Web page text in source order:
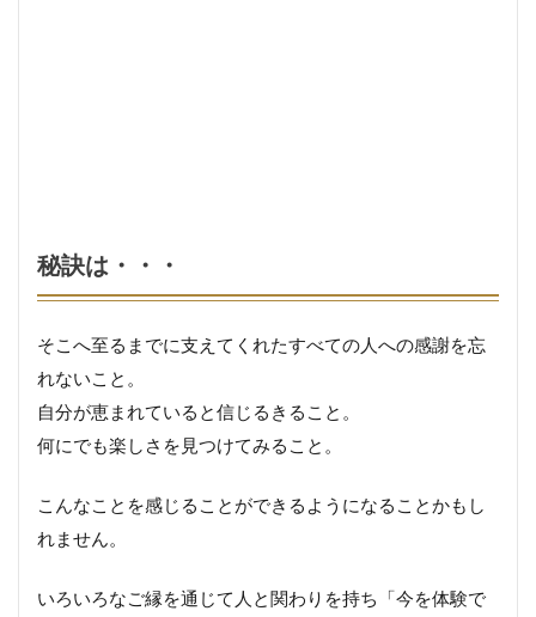
秘訣は・・・
そこへ至るまでに支えてくれたすべての人への感謝を忘
れないこと。
自分が恵まれていると信じるきること。
何にでも楽しさを見つけてみること。
こんなことを感じることができるようになることかもし
れません。
いろいろなご縁を通じて人と関わりを持ち「今を体験で